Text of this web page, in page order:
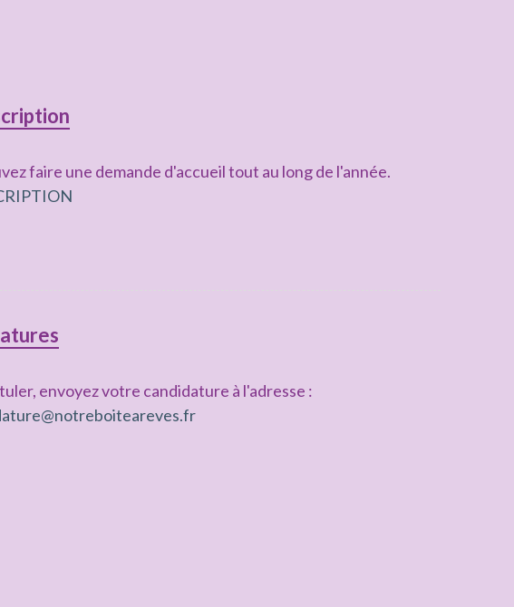
faire une demande d'accueil tout au long de l'année.
envoyez votre candidature à l'adresse :